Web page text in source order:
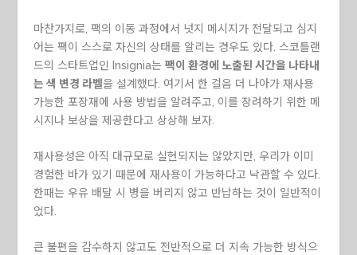
마찬가지로, 팩의 이동 과정에서 넛지 메시지가 전달되고 심지
어는 팩이 스스로 자신의 상태를 알리는 경우도 있다. 스코틀랜
드의 스타트업인 Insignia는팩이 환경에 노출된 시간을 나타내
는 색 변경 라벨을 설계했다. 여기서 한 걸음 더 나아가 재사용
가능한 포장재에 사용 방법을 알려주고, 이를 장려하기 위한 메
시지나 보상을 제공한다고 상상해 보자.
재사용성은 아직 대규모로 실현되지는 않았지만, 우리가 이미
경험한 바가 있기 때문에 재사용이 가능하다고 낙관할 수 있다.
한때는 우유 배달 시 병을 버리지 않고 반납하는 것이 일반적이
었다.
큰 불편을 감수하지 않고도 전반적으로 더 지속 가능한 방식으